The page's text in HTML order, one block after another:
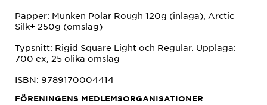
Papper: Munken Polar Rough 120g (inlaga), Arctic
Silk+ 250g (omslag)
Typsnitt: Rigid Square Light och Regular. Upplaga:
700 ex, 25 olika omslag
ISBN: 9789170004414
FÖRENINGENS MEDLEMSORGANISATIONER